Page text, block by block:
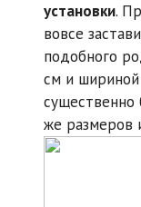
установки.
вовсе
подобного
см и шириной
существенно
же размеров